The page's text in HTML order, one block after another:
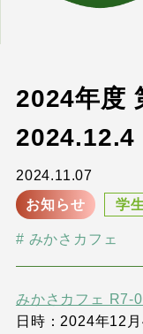
2024年度
2024.12.4
2024.11.07
お知らせ
学生
みかさカフェ
みかさカフェ R7-
日時：2024年12